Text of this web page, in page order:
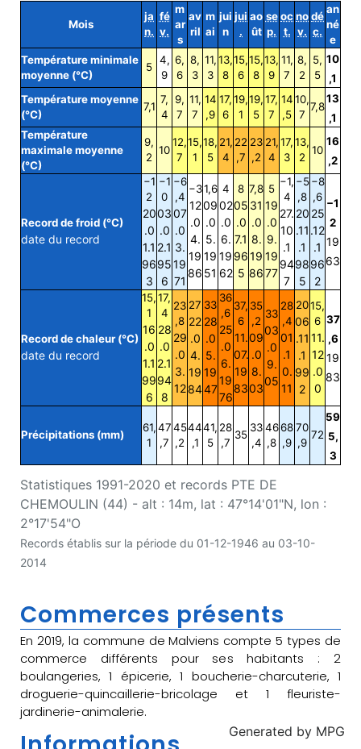
Statistiques 1991-2020 et records PTE DE
CHEMOULIN (44) - alt : 14m, lat : 47°14'01"N, lon :
2°17'54"O
Records établis sur la période du 01-12-1946 au 03-10-
2014
Mois
ja
n.
fé
v.
m
ar
s
av
ril
m
ai
jui
n
jui
.
ao
ût
se
p.
oc
t.
no
v.
dé
c.
an
né
e
Température minimale
moyenne (°C)
5
4,
9
6,
6
8,
3
11,
3
13,
8
15,
6
15,
8
13,
9
11,
7
8,
2
5,
5
10
,1
Température moyenne
(°C)
7,1
7,
4
9,
7
11,
7
14
,9
17,
6
19,
1
19,
5
17,
7
14
,5
10,
7
7,8
13
,1
Température
maximale moyenne
(°C)
9,
2
10
12,
7
15,
1
18,
5
21,
4
22
,7
23
,2
21,
4
17,
3
13,
2
10
16
,2
Record de froid (°C)
date du record
−1
2
20
.0
1.1
96
3
−1
0
03
.0
2.1
95
6
−6
,4
07
.0
3.
19
71
−3
12
.0
4.
19
86
1,6
09
.0
5.
19
51
4
02
.0
6.
19
62
8
05
.0
7.1
96
5
7,8
31
.0
8.
19
86
5
19
.0
9.
19
77
−1,
4
27.
10
.1
94
7
−5
,8
20
.11
.1
98
5
−8
,6
25
.12
.1
96
2
−1
2
19
63
Record de chaleur (°C)
date du record
15,
1
16
.0
1.1
99
6
17,
4
28
.0
2.1
94
8
23
,8
29
.0
3.
12
27
22
.0
4.
19
84
33
28
.0
5.
19
47
36
,6
25
.0
6.
19
76
37,
6
11.
07.
19
83
35
,2
09
.0
8.
03
33
03
.0
9.
05
28
,4
01
.1
0.
11
20
06
.11
.1
99
2
15,
6
11.
12
.0
0
37
,6
19
83
Précipitations (mm)
61,
1
47
,7
45
,2
44
,1
41,
5
28
,7
35
33
,4
46
,8
68
,9
70
,9
72
59
5,
3
Commerces présents
En 2019, la commune de Malviens compte 5 types de
commerce différents pour ses habitants : 2
boulangeries, 1 épicerie, 1 boucherie-charcuterie, 1
droguerie-quincaillerie-bricolage et 1 fleuriste-
jardinerie-animalerie.
Generated by MPG